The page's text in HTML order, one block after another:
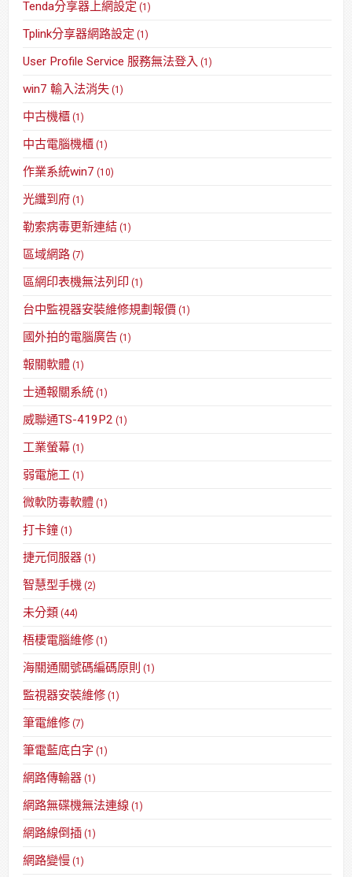
Tenda分享器上網設定 (1)
Tplink分享器網路設定 (1)
User Profile Service 服務無法登入 (1)
win7 輸入法消失 (1)
中古機櫃 (1)
中古電腦機櫃 (1)
作業系統win7 (10)
光纖到府 (1)
勒索病毒更新連結 (1)
區域網路 (7)
區網印表機無法列印 (1)
台中監視器安裝維修規劃報價 (1)
國外拍的電腦廣告 (1)
報關軟體 (1)
士通報關系統 (1)
威聯通TS-419P2 (1)
工業螢幕 (1)
弱電施工 (1)
微軟防毒軟體 (1)
打卡鐘 (1)
捷元伺服器 (1)
智慧型手機 (2)
未分類 (44)
梧棲電腦維修 (1)
海關通關號碼編碼原則 (1)
監視器安裝維修 (1)
筆電維修 (7)
筆電藍底白字 (1)
網路傳輸器 (1)
網路無碟機無法連線 (1)
網路線倒插 (1)
網路變慢 (1)